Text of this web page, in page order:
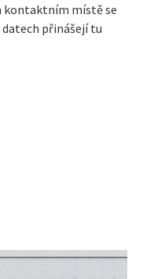
kontaktním místě se
přinášejí tu